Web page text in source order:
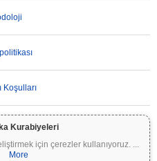
Kurabiyeleri
için çerezler kullanıyoruz. ...
More
Koşulları
üzerindeki tüm bilgiler yalnızca
tavsiyesi niteliği taşımaz. Yatırım